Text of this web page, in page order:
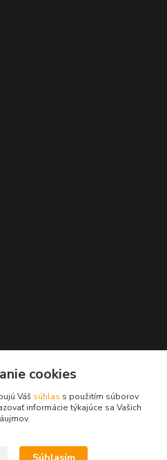
cookies
Váš súhlas s použitím súborov
informácie týkajúce sa Vašich